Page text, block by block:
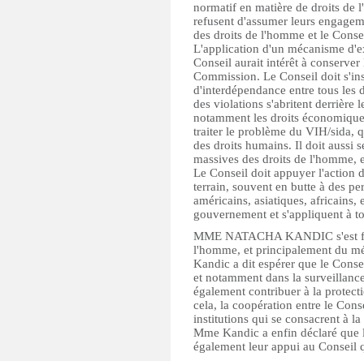
normatif en matière de droits de
refusent d'assumer leurs
des droits de l'homme et le
L'application d'un mécanisme
Conseil aurait intérêt à
Commission. Le Conseil doit
d'interdépendance entre tous les
des violations s'abritent derrière
notamment les droits
traiter le problème du VIH/sida,
des droits humains. Il doit aussi
massives des droits de l'homme,
Le Conseil doit appuyer l'action
terrain, souvent en butte à des
américains, asiatiques, africains,
gouvernement et s'appliquent à
MME NATACHA KANDIC s'est
l'homme, et principalement du
Kandic a dit espérer que le
et notamment dans la
également contribuer à la
cela, la coopération entre le
institutions qui se consacrent à
Mme Kandic a enfin déclaré que
également leur appui au Conseil